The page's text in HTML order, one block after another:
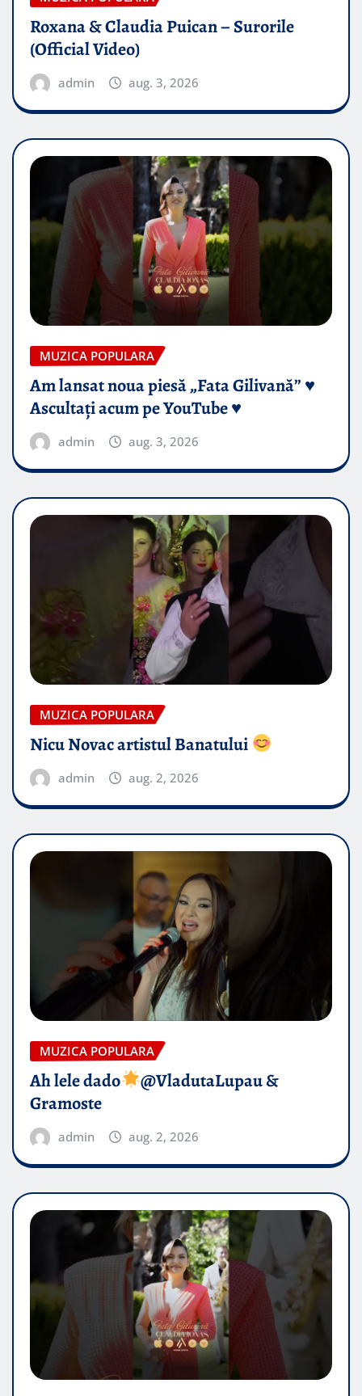
Roxana & Claudia Puican – Surorile
(Official Video)
admin aug. 3, 2026
MUZICA POPULARA
Am lansat noua piesă „Fata Gilivană” ♥️
Ascultați acum pe YouTube ♥️
admin aug. 3, 2026
MUZICA POPULARA
Nicu Novac artistul Banatului
admin aug. 2, 2026
MUZICA POPULARA
Ah lele dado​
@VladutaLupau &
Gramoste
admin aug. 2, 2026